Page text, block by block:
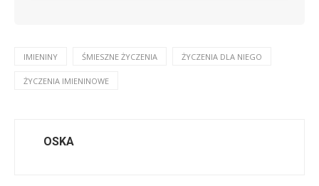
IMIENINY ŚMIESZNE ŻYCZENIA ŻYCZENIA DLA NIEGO
ŻYCZENIA IMIENINOWE
OSKA